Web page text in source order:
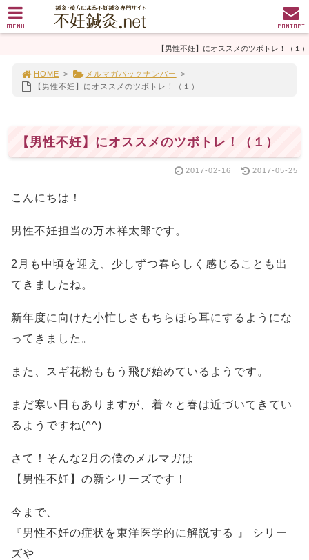
【男性不妊】にオススメのツボトレ！（１）
HOME > メルマガバックナンバー
>
【男性不妊】にオススメのツボトレ！（１）
【男性不妊】にオススメのツボトレ！（１）
2017-02-16 2017-05-25
こんにちは！
男性不妊担当の万木祥太郎です。
2月も中頃を迎え、少しずつ春らしく感じることも出
てきましたね。
新年度に向けた小忙しさもちらほら耳にするようにな
ってきました。
また、スギ花粉ももう飛び始めているようです。
まだ寒い日もありますが、着々と春は近づいてきてい
るようですね(^^)
さて！そんな2月の僕のメルマガは
【男性不妊】の新シリーズです！
今まで、
『男性不妊の症状を東洋医学的に解説する 』 シリー
ズや
MENU CONTACT